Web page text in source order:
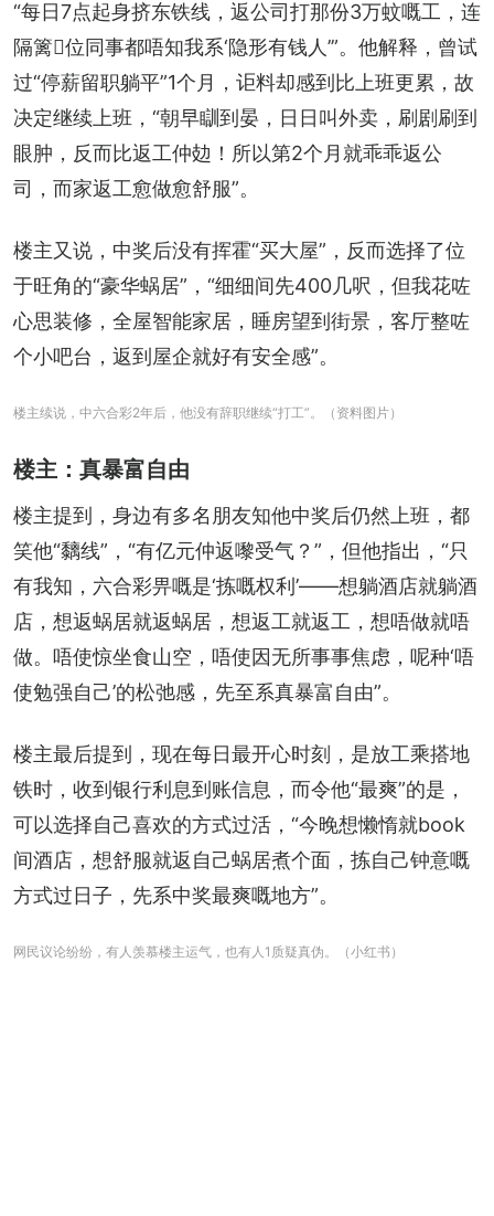
“每日7点起身挤东铁线，返公司打那份3万蚊嘅工，连
隔篱𠮶位同事都唔知我系‘隐形有钱人’”。他解释，曾试
过“停薪留职躺平”1个月，讵料却感到比上班更累，故
决定继续上班，“朝早瞓到晏，日日叫外卖，刷剧刷到
眼肿，反而比返工仲攰！所以第2个月就乖乖返公
司，而家返工愈做愈舒服”。
楼主又说，中奖后没有挥霍“买大屋”，反而选择了位
于旺角的“豪华蜗居”，“细细间先400几呎，但我花咗
心思装修，全屋智能家居，睡房望到街景，客厅整咗
个小吧台，返到屋企就好有安全感”。
楼主续说，中六合彩2年后，他没有辞职继续“打工”。（资料图片）
楼主：真暴富自由
楼主提到，身边有多名朋友知他中奖后仍然上班，都
笑他“黐线”，“有亿元仲返嚟受气？”，但他指出，“只
有我知，六合彩畀嘅是‘拣嘅权利’——想躺酒店就躺酒
店，想返蜗居就返蜗居，想返工就返工，想唔做就唔
做。唔使惊坐食山空，唔使因无所事事焦虑，呢种‘唔
使勉强自己’的松弛感，先至系真暴富自由”。
楼主最后提到，现在每日最开心时刻，是放工乘搭地
铁时，收到银行利息到账信息，而令他“最爽”的是，
可以选择自己喜欢的方式过活，“今晚想懒惰就book
间酒店，想舒服就返自己蜗居煮个面，拣自己钟意嘅
方式过日子，先系中奖最爽嘅地方”。
网民议论纷纷，有人羡慕楼主运气，也有人1质疑真伪。（小红书）